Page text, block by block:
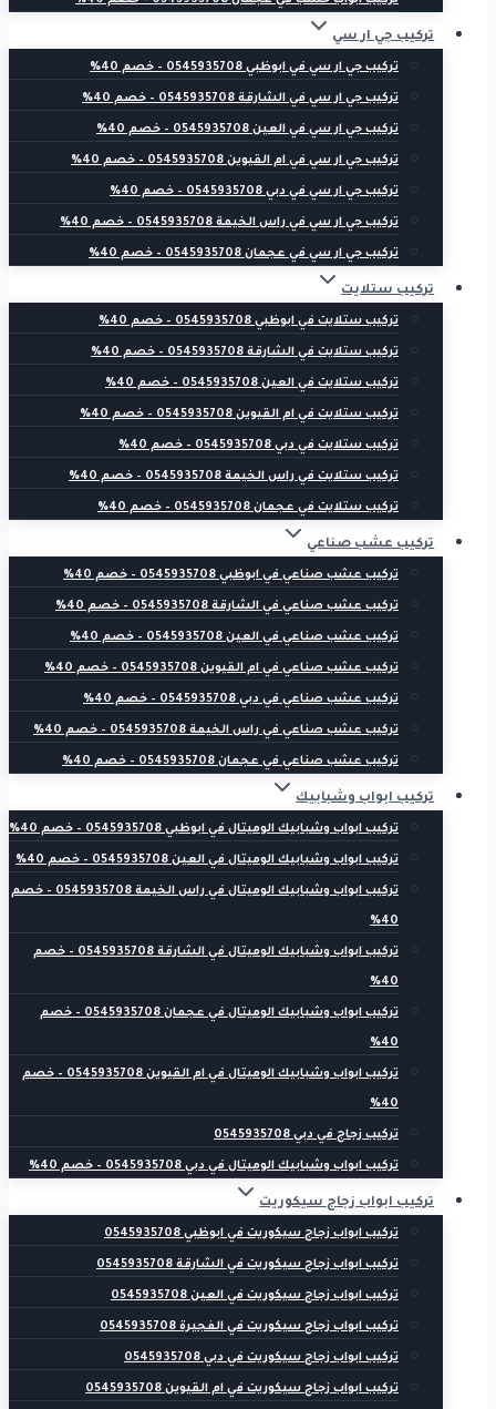
تركيب جي ار سي
تركيب جي ار سي في ابوظبي 0545935708 – خصم 40%
تركيب جي ار سي في الشارقة 0545935708 – خصم 40%
تركيب جي ار سي في العين 0545935708 – خصم 40%
تركيب جي ار سي في ام القيوين 0545935708 – خصم 40%
تركيب جي ار سي في دبي 0545935708 – خصم 40%
تركيب جي ار سي في راس الخيمة 0545935708 – خصم 40%
تركيب جي ار سي في عجمان 0545935708 – خصم 40%
تركيب ستلايت
تركيب ستلايت في ابوظبي 0545935708 – خصم 40%
تركيب ستلايت في الشارقة 0545935708 – خصم 40%
تركيب ستلايت في العين 0545935708 – خصم 40%
تركيب ستلايت في ام القيوين 0545935708 – خصم 40%
تركيب ستلايت في دبي 0545935708 – خصم 40%
تركيب ستلايت في راس الخيمة 0545935708 – خصم 40%
تركيب ستلايت في عجمان 0545935708 – خصم 40%
تركيب عشب صناعي
تركيب عشب صناعي في ابوظبي 0545935708 – خصم 40%
تركيب عشب صناعي في الشارقة 0545935708 – خصم 40%
تركيب عشب صناعي في العين 0545935708 – خصم 40%
تركيب عشب صناعي في ام القيوين 0545935708 – خصم 40%
تركيب عشب صناعي في دبي 0545935708 – خصم 40%
تركيب عشب صناعي في راس الخيمة 0545935708 – خصم 40%
تركيب عشب صناعي في عجمان 0545935708 – خصم 40%
تركيب ابواب وشبابيك
تركيب ابواب وشبابيك الوميتال في ابوظبي 0545935708 – خصم 40%
تركيب ابواب وشبابيك الوميتال في العين 0545935708 – خصم 40%
تركيب ابواب وشبابيك الوميتال في راس الخيمة 0545935708 – خصم
40%
تركيب ابواب وشبابيك الوميتال في الشارقة 0545935708 – خصم
40%
تركيب ابواب وشبابيك الوميتال في عجمان 0545935708 – خصم
40%
تركيب ابواب وشبابيك الوميتال في ام القيوين 0545935708 – خصم
40%
تركيب زجاج في دبي 0545935708
تركيب ابواب وشبابيك الوميتال في دبي 0545935708 – خصم 40%
تركيب ابواب زجاج سيكوريت
تركيب ابواب زجاج سيكوريت في ابوظبي 0545935708
تركيب ابواب زجاج سيكوريت في الشارقة 0545935708
تركيب ابواب زجاج سيكوريت في العين 0545935708
تركيب ابواب زجاج سيكوريت في الفجيرة 0545935708
تركيب ابواب زجاج سيكوريت في دبي 0545935708
تركيب ابواب زجاج سيكوريت في ام القيوين 0545935708